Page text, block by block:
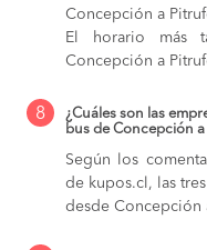
Concepción a
El horario más
Concepción a
8
¿Cuáles son las
bus de Concepción
Según los
de kupos.cl, las
desde Concepción